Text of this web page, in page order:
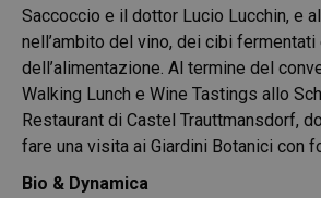
Saccoccio e il dottor Lucio Lucchin, e
nell’ambito del vino, dei cibi fermentati
dell’alimentazione. Al termine del
Walking Lunch e Wine Tastings allo
Restaurant di Castel Trauttmansdorf,
fare una visita ai Giardini Botanici con
Bio & Dynamica